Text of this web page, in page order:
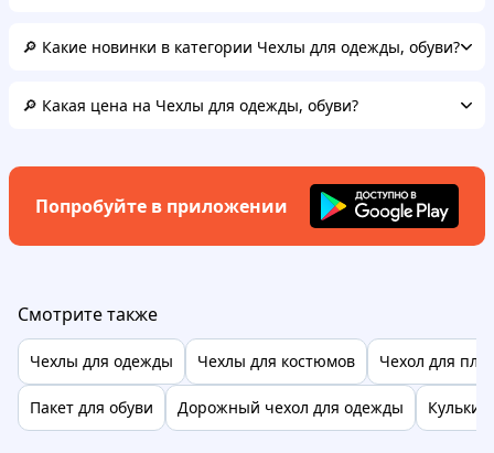
🔎 Какие новинки в категории Чехлы для одежды, обуви?
🔎 Какая цена на Чехлы для одежды, обуви?
Попробуйте в приложении
Смотрите также
Чехлы для одежды Чехлы для костюмов Чехол для
Пакет для обуви Дорожный чехол для одежды Кульки